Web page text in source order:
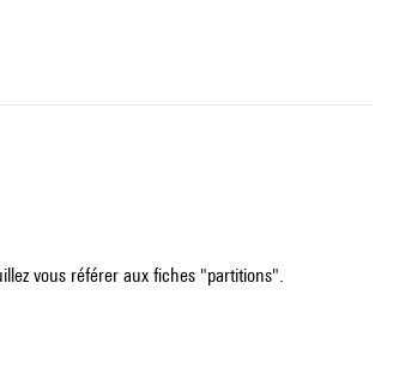
vous référer aux fiches "partitions".